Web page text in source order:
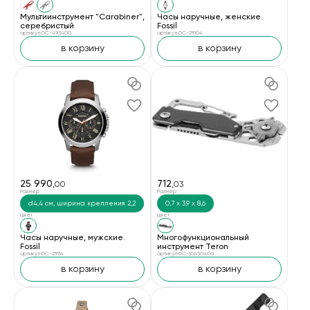
Мультиинструмент "Carabiner",
серебристый
артикул OC-493400
в корзину
Часы наручные, женские.
Fossil
артикул OC-29104
в корзину
25 990,00
Размер
d4,4 см, ширина крепления 2,2
Цвет
Часы наручные, мужские.
Fossil
артикул OC-29114
в корзину
712,03
Размер
0,7 х 3,9 х 8,6
Цвет
Многофункциональный
инструмент Teron
артикул OC-10430400
в корзину